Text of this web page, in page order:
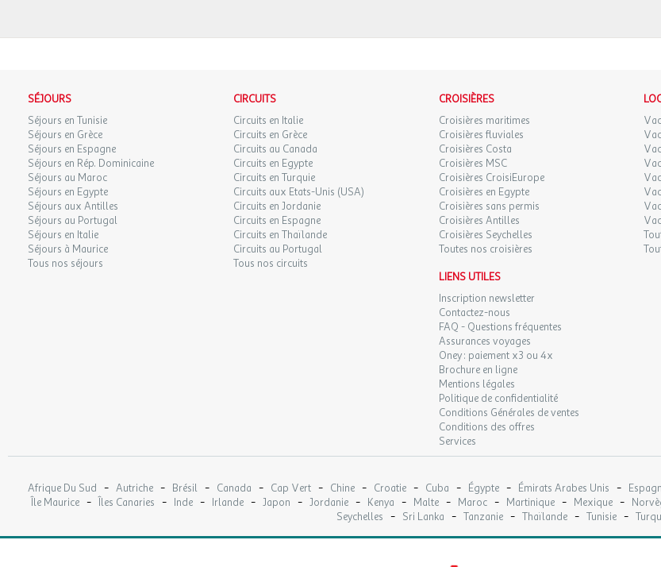
SÉJOURS
Séjours en Tunisie
Séjours en Grèce
Séjours en Espagne
Séjours en Rép. Dominicaine
Séjours au Maroc
Séjours en Egypte
Séjours aux Antilles
Séjours au Portugal
Séjours en Italie
Séjours à Maurice
Tous nos séjours
CIRCUITS
Circuits en Italie
Circuits en Grèce
Circuits au Canada
Circuits en Egypte
Circuits en Turquie
Circuits aux Etats-Unis (USA)
Circuits en Jordanie
Circuits en Espagne
Circuits en Thaïlande
Circuits au Portugal
Tous nos circuits
CROISIÈRES
Croisières maritimes
Croisières fluviales
Croisières Costa
Croisières MSC
Croisières CroisiEurope
Croisières en Egypte
Croisières sans permis
Croisières Antilles
Croisières Seychelles
Toutes nos croisières
LIENS UTILES
Inscription newsletter
Contactez-nous
FAQ - Questions fréquentes
Assurances voyages
Oney : paiement x3 ou 4x
Brochure en ligne
Mentions légales
Politique de confidentialité
Conditions Générales de ventes
Conditions des offres
Services
Afrique Du Sud - Autriche - Brésil - Canada - Cap Vert - Chine - Croatie - Cuba - Égypte - Émirats Arabes Unis -
Île Maurice - Îles Canaries - Inde - Irlande - Japon - Jordanie - Kenya - Malte - Maroc - Martinique - Mexique -
Seychelles - Sri Lanka - Tanzanie - Thaïlande - Tunisie -